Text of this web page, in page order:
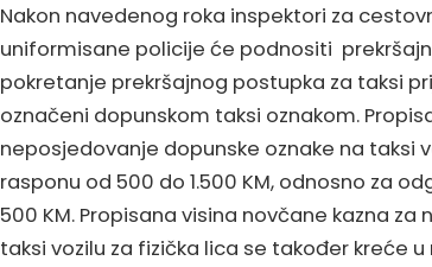
Nakon navedenog roka inspektori za
uniformisane policije će podnositi
pokretanje prekršajnog postupka za taksi
označeni dopunskom taksi oznakom.
neposjedovanje dopunske oznake na taksi
rasponu od 500 do 1.500 KM, odnosno za
500 KM. Propisana visina novčane kazna
taksi vozilu za fizička lica se također kreće u